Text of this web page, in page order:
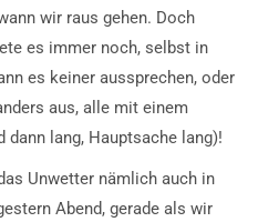
wir raus gehen. Doch
es immer noch, selbst in
es keiner aussprechen, oder
aus, alle mit einem
dann lang, Hauptsache lang)!
Unwetter nämlich auch in
Abend, gerade als wir